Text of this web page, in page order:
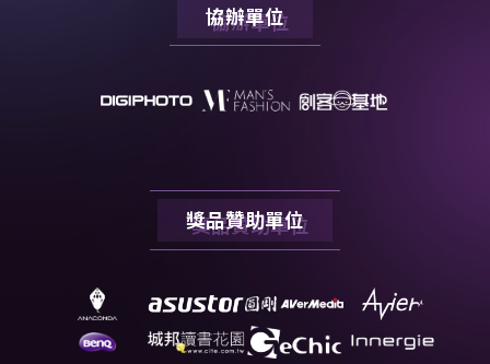
協辦單位
獎品贊助單位